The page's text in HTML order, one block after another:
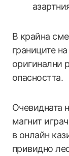
В крайна
границите
оригинални
опасността.
Очевидната
магнит
в онлайн
привидно